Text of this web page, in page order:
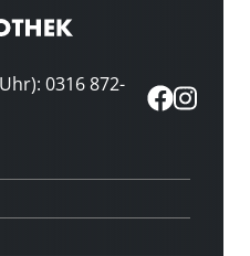
0316 872-